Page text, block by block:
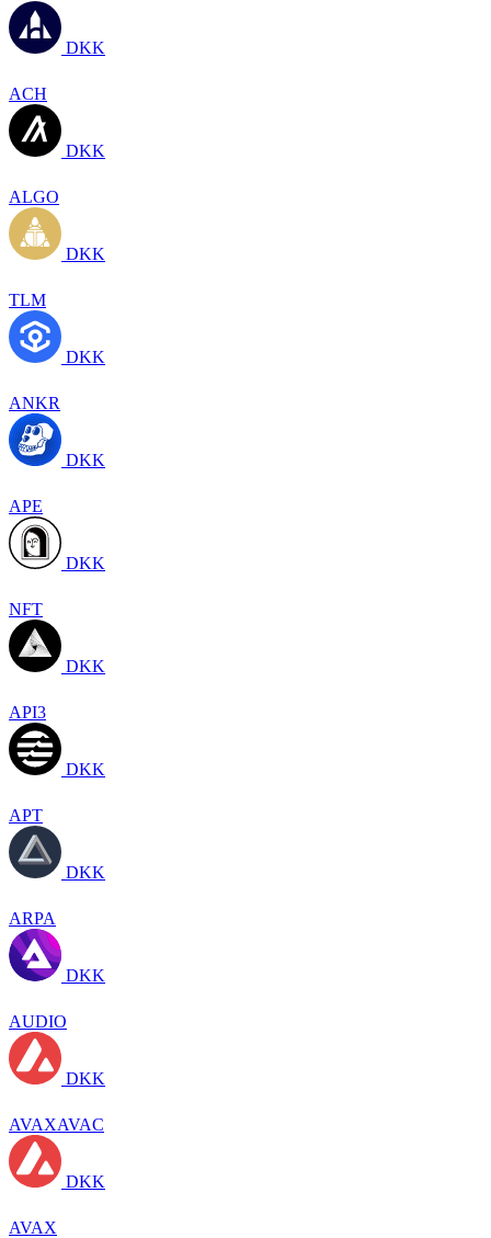
DKK
ACH
DKK
ALGO
DKK
TLM
DKK
ANKR
DKK
APE
DKK
NFT
DKK
API3
DKK
APT
DKK
ARPA
DKK
AUDIO
DKK
AVAXAVAC
DKK
AVAX